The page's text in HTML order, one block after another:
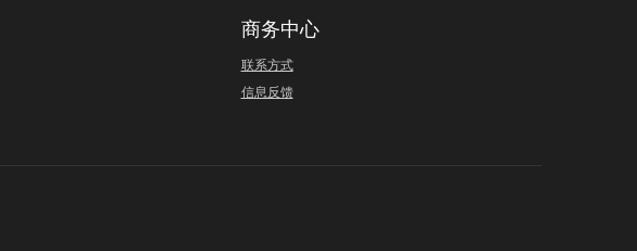
商务中心
联系方式
信息反馈